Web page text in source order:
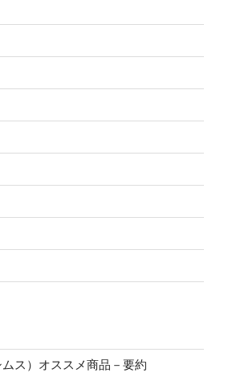
ス）オススメ商品－要約